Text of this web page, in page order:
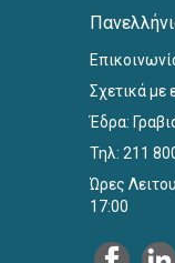
Σχετικά με
Έδρα:
Τηλ: 211
Ώρες
17:00